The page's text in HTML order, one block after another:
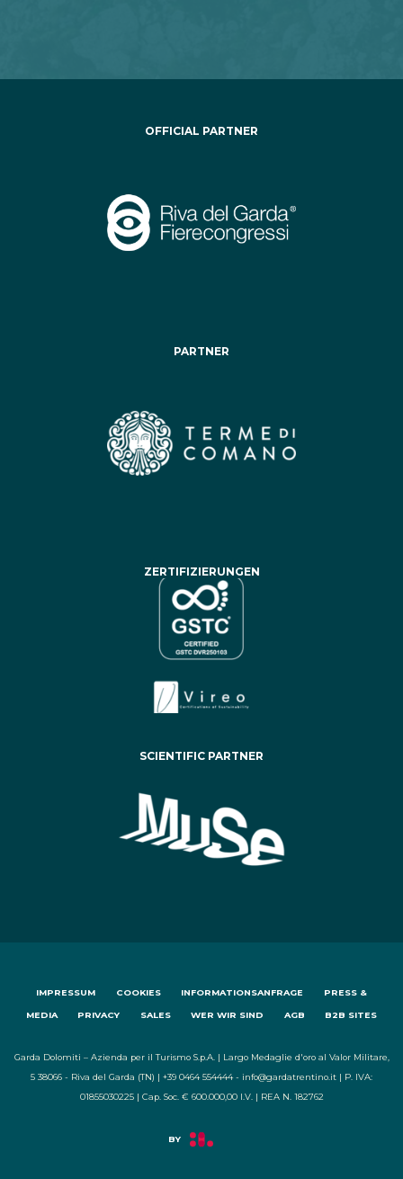
OFFICIAL PARTNER
PARTNER
ZERTIFIZIERUNGEN
SCIENTIFIC PARTNER
IMPRESSUM COOKIES INFORMATIONSANFRAGE PRESS &
MEDIA PRIVACY SALES WER WIR SIND AGB B2B SITES
Garda Dolomiti – Azienda per il Turismo S.p.A. | Largo Medaglie d'oro al Valor Militare,
5 38066 - Riva del Garda (TN) | +39 0464 554444 - info@gardatrentino.it | P. IVA:
01855030225 | Cap. Soc. € 600.000,00 I.V. | REA N. 182762